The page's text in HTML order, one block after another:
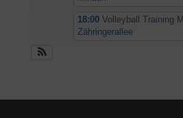
18:00Volleyball Training
Zähringerallee